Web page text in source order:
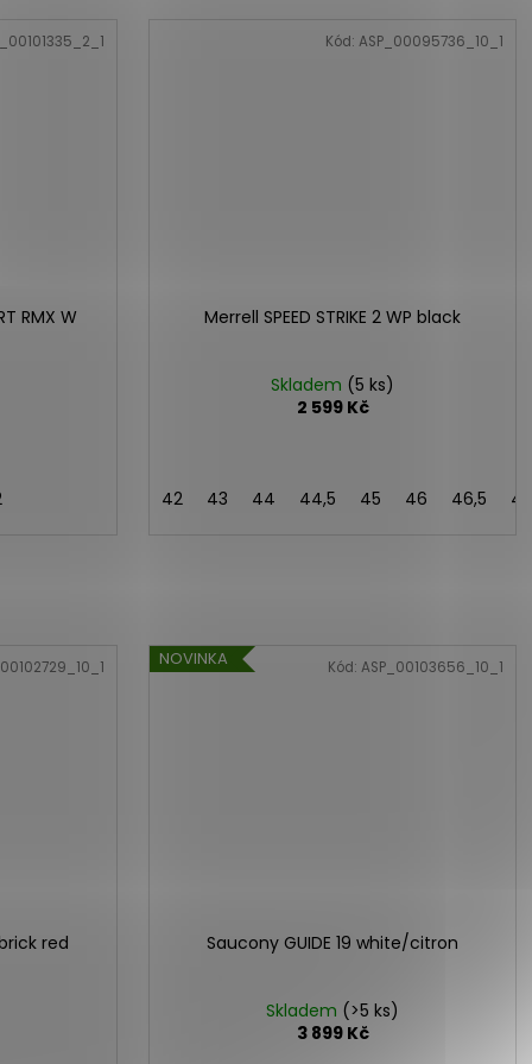
RMX W
Merrell SPEED STRIKE 2 WP black
Skladem (5 ks)
2 599 Kč
42 43 44 44,5 45 46 46,5
Kód: ASP_00095736_10_1
red
NOVINKA
Saucony GUIDE 19 white/citron
Skladem (>5 ks)
3 899 Kč
Kód: ASP_00103656_10_1